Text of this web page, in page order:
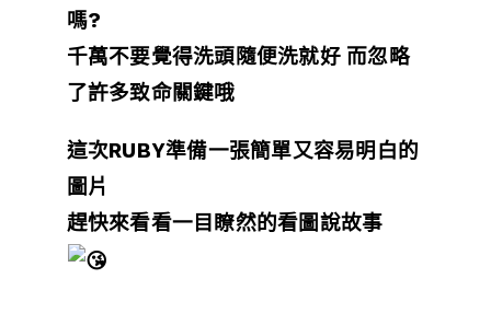
嗎?
千萬不要覺得洗頭隨便洗就好 而忽略
了許多致命關鍵哦
這次RUBY準備一張簡單又容易明白的
圖片
趕快來看看一目瞭然的看圖說故事